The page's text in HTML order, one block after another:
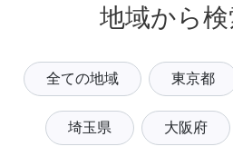
地域から
全ての地域 東京都
埼玉県 大阪府